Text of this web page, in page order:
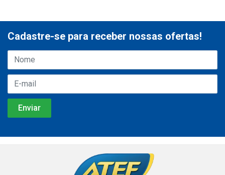
Cadastre-se para receber nossas ofertas!